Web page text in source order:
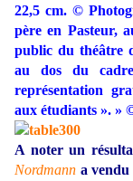
22,5 cm. ©
père en Pasteur,
public du théâtre
au dos du
représentation
aux étudiants ». »
A noter un
Nordmann a vendu